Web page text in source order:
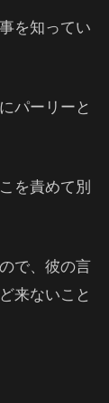
を知ってい
パーリーと
を責めて別
で、彼の言
来ないこと